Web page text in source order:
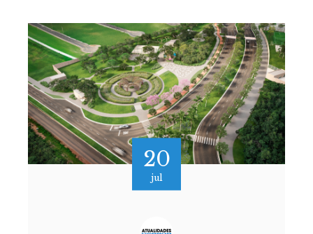
20
jul